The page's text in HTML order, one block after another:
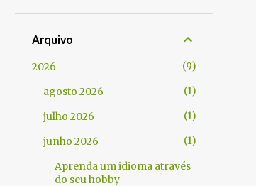
Arquivo
2026
9
agosto 2026
1
julho 2026
1
junho 2026
1
Aprenda um idioma através
do seu hobby